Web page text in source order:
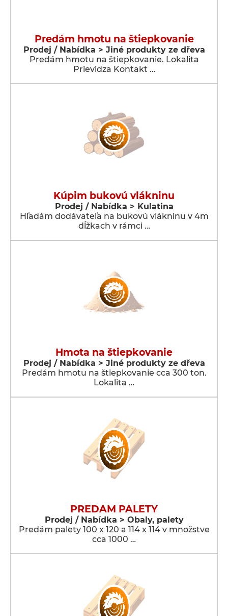
Predám hmotu na štiepkovanie
Prodej / Nabídka > Jiné produkty ze dřeva
Predám hmotu na štiepkovanie. Lokalita
Prievidza Kontakt …
Kúpim bukovú vlákninu
Prodej / Nabídka > Kulatina
Hľadám dodávateľa na bukovú vlákninu v 4m
dĺžkach v rámci …
Hmota na štiepkovanie
Prodej / Nabídka > Jiné produkty ze dřeva
Predám hmotu na štiepkovanie cca 300 ton.
Lokalita …
PREDAM PALETY
Prodej / Nabídka > Obaly, palety
Predám palety 100 x 120 a 114 x 114 v množstve
cca 1000 …